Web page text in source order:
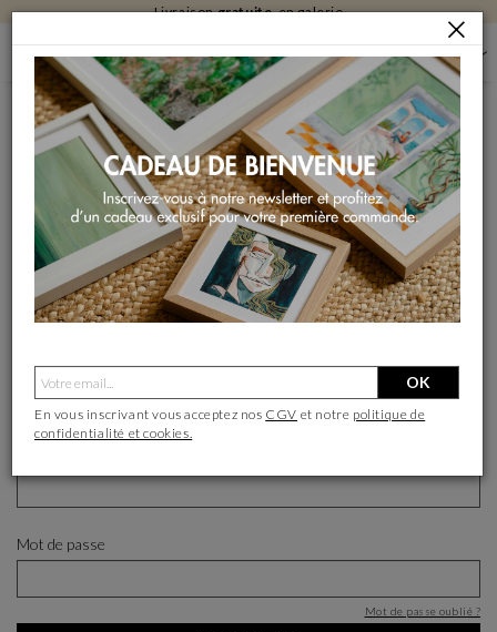
Livraisongratuiteen galerie
S'IDENTIFIER
S'IDENTIFIER
Continuer avec Google
Continuer avec Facebook
J'ai déjà un compte Nouveau client ?
Mot de passe
Mot de passe oublié ?
OK
En vous inscrivant vous acceptez nos CGV et notre politique de
confidentialité et cookies.